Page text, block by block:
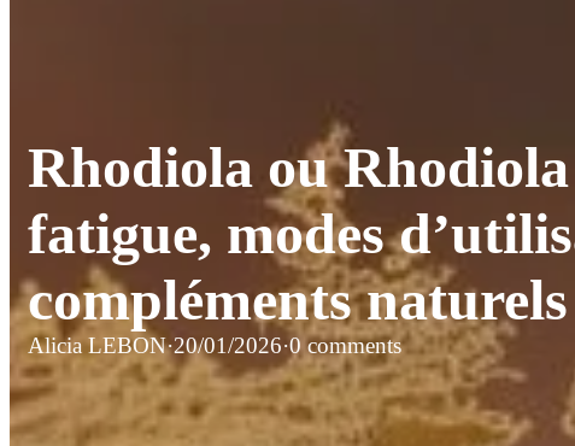
Rhodiola ou
fatigue, modes
compléments naturels
Alicia LEBON·20/01/2026·0 comments